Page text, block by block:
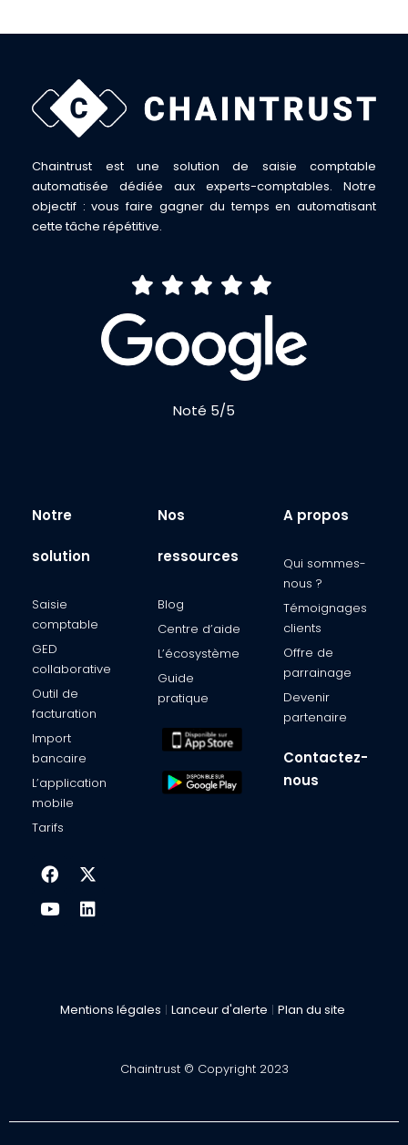
Chaintrust est une solution de saisie comptable
automatisée dédiée aux experts-comptables. Notre
objectif : vous faire gagner du temps en automatisant
cette tâche répétitive.
Noté 5/5
Notre
solution
Saisie
comptable​
GED
collaborative
Outil de
facturation​
Import
bancaire​
L’application
mobile​
Tarifs
Nos
ressources
Blog
Centre d’aide​
L’écosystème​
Guide
pratique
A propos
Qui sommes-
nous ?​
Témoignages
clients​
Offre de
parrainage
Devenir
partenaire​
Contactez-
nous
Mentions légales | Lanceur d'alerte | Plan du site
Chaintrust © Copyright 2023